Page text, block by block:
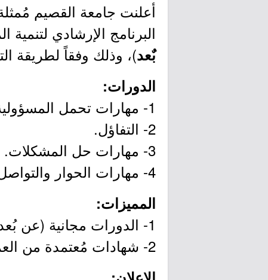
أعلنت جامعة القصيم
البرنامج الإرشادي
بٌعد)، وذلك وفقاً لطريقة
الدورات:
1- مهارات تحمل المسؤولية.
2- التفاؤل.
3- مهارات حل المشكلات.
4- مهارات الحوار والتواصل الإيجابي.
المميزات:
1- الدورات مجانية (عن بُعد).
2- شهادات مُعتمدة من العمادة (عند حضور كامل البرنامج).